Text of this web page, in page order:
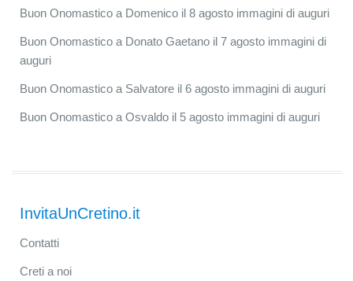
Buon Onomastico a Domenico il 8 agosto immagini di auguri
Buon Onomastico a Donato Gaetano il 7 agosto immagini di
auguri
Buon Onomastico a Salvatore il 6 agosto immagini di auguri
Buon Onomastico a Osvaldo il 5 agosto immagini di auguri
InvitaUnCretino.it
Contatti
Creti a noi